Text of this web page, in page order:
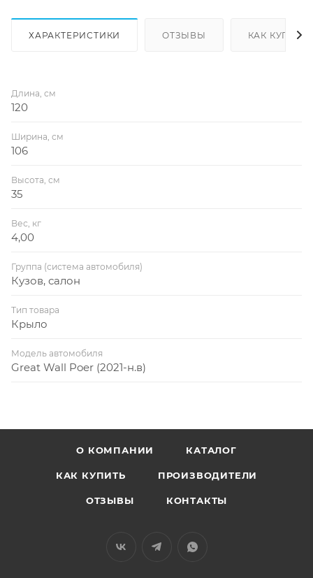
ХАРАКТЕРИСТИКИ ОТЗЫВЫ КАК КУПИТЬ
Длина, см
120
Ширина, см
106
Высота, см
35
Вес, кг
4,00
Группа (система автомобиля)
Кузов, салон
Тип товара
Крыло
Модель автомобиля
Great Wall Poer (2021-н.в)
О КОМПАНИИ КАТАЛОГ
КАК КУПИТЬ ПРОИЗВОДИТЕЛИ
ОТЗЫВЫ КОНТАКТЫ